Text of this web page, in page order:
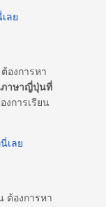
ลย
องการหา
ภาษาญี่ปุ่นที่
การเรียน
เลย
ต้องการหา